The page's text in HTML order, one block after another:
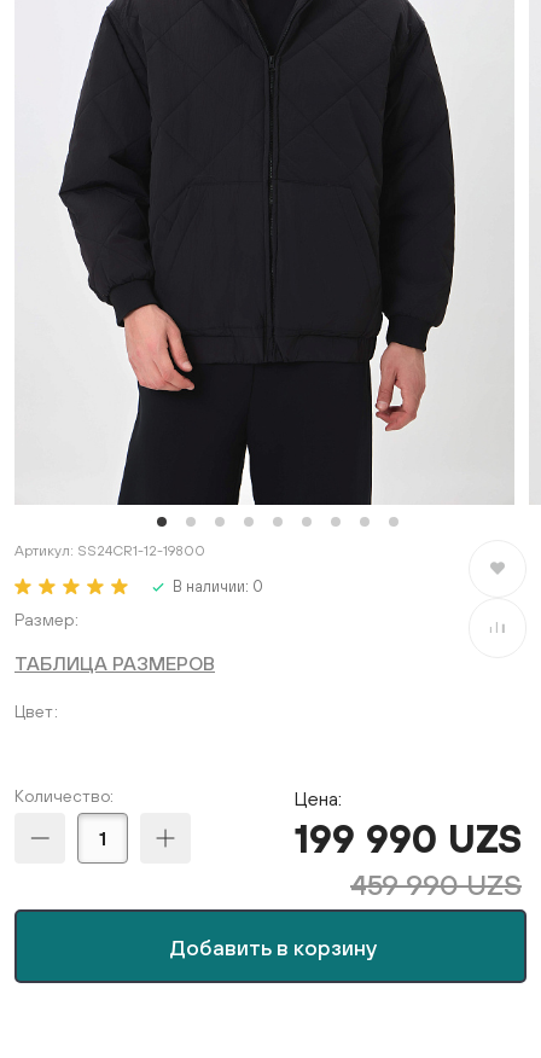
Артикул: SS24CR1-12-19800
В наличии: 0
В
В
Размер
ТАБЛИЦА РАЗМЕРОВ
Цвет
Количество:
Добавить в корзину
Цена:
199 990 UZS
459 990 UZS